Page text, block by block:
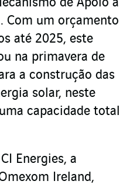
de Apoio à
Com um orçamento
até 2025, este
na primavera de
a construção das
solar, neste
capacidade total
Energies, a
Ireland,